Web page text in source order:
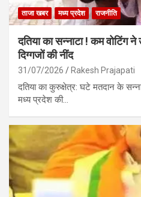
ताजा खबर मध्य प्रदेश राजनीति
दतिया का सन्नाटा ! कम वोटिंग
दिग्गजों की नींद
31/07/2026 Rakesh Prajapati
दतिया का कुरुक्षेत्र: घटे मतदान के
मध्य प्रदेश की…